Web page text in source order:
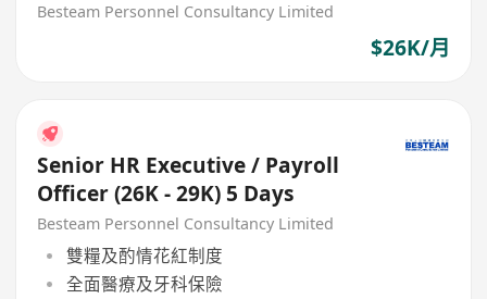
Besteam Personnel Consultancy Limited
$26K/月
Senior HR Executive / Payroll
Officer (26K - 29K) 5 Days
Besteam Personnel Consultancy Limited
雙糧及酌情花紅制度
全面醫療及牙科保險